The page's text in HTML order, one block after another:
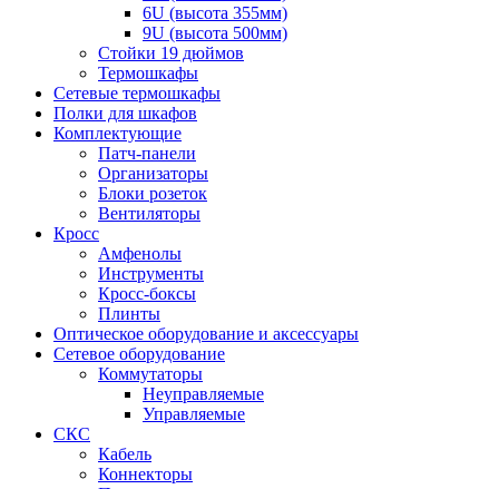
6U (высота 355мм)
9U (высота 500мм)
Стойки 19 дюймов
Термошкафы
Сетевые термошкафы
Полки для шкафов
Комплектующие
Патч-панели
Организаторы
Блоки розеток
Вентиляторы
Кросс
Амфенолы
Инструменты
Кросс-боксы
Плинты
Оптическое оборудование и аксессуары
Сетевое оборудование
Коммутаторы
Неуправляемые
Управляемые
СКС
Кабель
Коннекторы